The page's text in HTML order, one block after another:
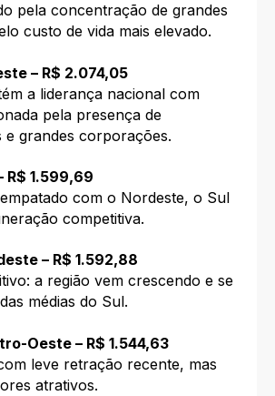
pela concentração de grandes
custo de vida mais elevado.
– R$ 2.074,05
a liderança nacional com
pela presença de
e grandes corporações.
R$ 1.599,69
com o Nordeste, o Sul
competitiva.
– R$ 1.592,88
a região vem crescendo e se
médias do Sul.
Oeste – R$ 1.544,63
leve retração recente, mas
atrativos.